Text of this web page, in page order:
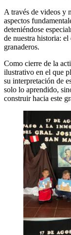
A través de videos y
aspectos
deteniéndose
de nuestra historia:
granaderos.
Como cierre de la
ilustrativo en el que
su interpretación de
solo lo aprendido,
construir hacia este